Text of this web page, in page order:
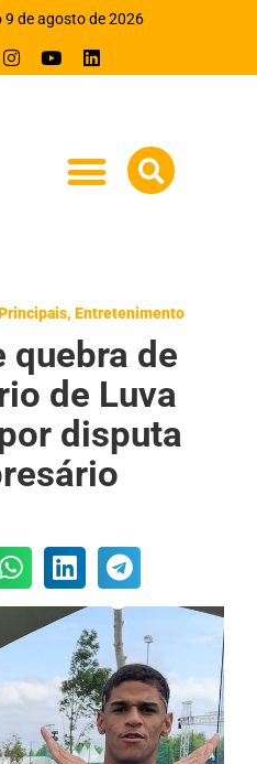
de agosto de 2026
, Entretenimento
quebra de
de Luva
disputa